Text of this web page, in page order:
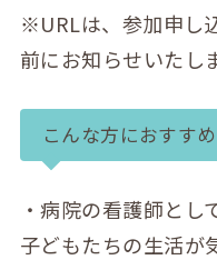
※URLは、参加申し
前にお知らせいたし
こんな方におすすめ
・病院の看護師とし
子どもたちの生活が